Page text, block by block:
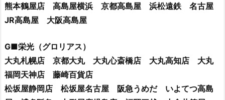
熊本鶴屋店 高島屋横浜 京都高島屋 浜松遠鉄 名古屋
JR高島屋 大阪高島屋
G■栄光（グロリアス）
大丸札幌店 京都大丸 大丸心斎橋店 大丸高知店 大丸
福岡天神店 藤崎百貨店
松坂屋静岡店 松坂屋名古屋 阪急うめだ いよてつ高島